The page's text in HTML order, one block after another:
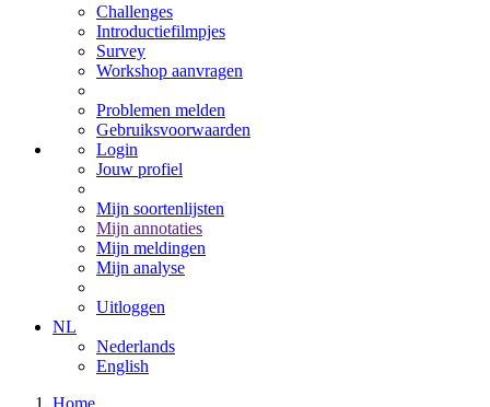
Challenges
Introductiefilmpjes
Survey
Workshop aanvragen
Problemen melden
Gebruiksvoorwaarden
Login
Jouw profiel
Mijn soortenlijsten
Mijn annotaties
Mijn meldingen
Mijn analyse
Uitloggen
NL
Nederlands
English
Home